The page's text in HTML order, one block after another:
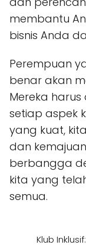
membantu
bisnis Anda
Perempuan
benar akan
Mereka
setiap aspek
yang kuat,
dan
berbangga
kita yang
semua.
Klub Inklusif: